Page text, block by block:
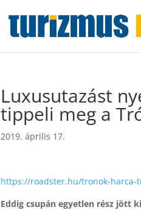
Luxusutazást
tippeli meg a
2019. április 17.
https://roadster.hu/tronok-harca-
Eddig csupán egyetlen rész jött